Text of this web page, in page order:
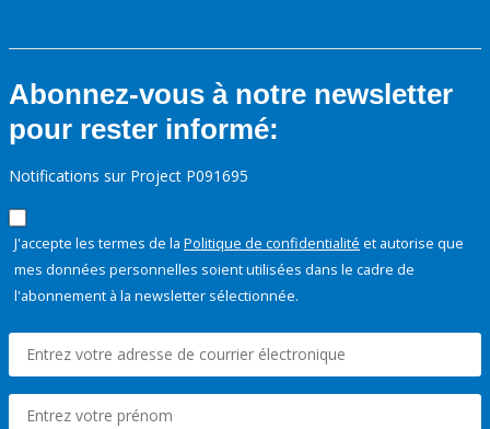
Abonnez-vous à notre newsletter
pour rester informé:
Notifications sur Project P091695
J'accepte les termes de la Politique de confidentialité et autorise que
mes données personnelles soient utilisées dans le cadre de
l'abonnement à la newsletter sélectionnée.